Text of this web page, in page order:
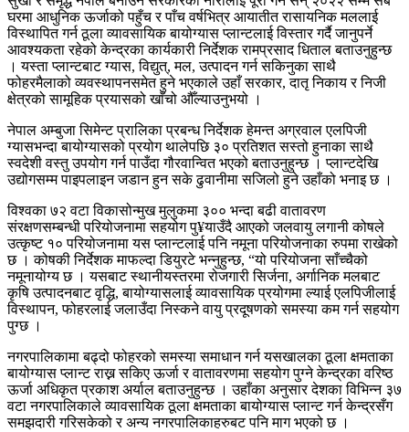
घरमा आधुनिक ऊर्जाको पहुँच र पाँच वर्षभित्र आयातीत रासायनिक मललाई
विस्थापित गर्न ठूला व्यावसायिक बायोग्यास प्लान्टलाई विस्तार गर्दै जानुपर्ने
आवश्यकता रहेको केन्द्रका कार्यकारी निर्देशक रामप्रसाद धिताल बताउनुहुन्छ
। यस्ता प्लान्टबाट ग्यास, विद्युत्, मल, उत्पादन गर्न सकिनुका साथै
फोहरमैलाको व्यवस्थापनसमेत हुने भएकाले उहाँ सरकार, दातृ निकाय र निजी
क्षेत्रको सामूहिक प्रयासको खाँचो औँल्याउनुभयो ।
नेपाल अम्बुजा सिमेन्ट प्रालिका प्रबन्ध निर्देशक हेमन्त अग्रवाल एलपिजी
ग्यासभन्दा बायोग्यासको प्रयोग थालेपछि ३० प्रतिशत सस्तो हुनाका साथै
स्वदेशी वस्तु उपयोग गर्न पाउँदा गौरवान्वित भएको बताउनुहुन्छ । प्लान्टदेखि
उद्योगसम्म पाइपलाइन जडान हुन सके ढुवानीमा सजिलो हुने उहाँको भनाइ छ ।
विश्वका ७२ वटा विकासोन्मुख मुलुकमा ३०० भन्दा बढी वातावरण
संरक्षणसम्बन्धी परियोजनामा सहयोग पु¥याउँदै आएको जलवायु लगानी कोषले
उत्कृष्ट १० परियोजनामा यस प्लान्टलाई पनि नमूना परियोजनाका रुपमा राखेको
छ । कोषकी निर्देशक माफल्दा डियुरटे भन्नुहुन्छ, “यो परियोजना साँच्चैको
नमूनायोग्य छ । यसबाट स्थानीयस्तरमा रोजगारी सिर्जना, अर्गानिक मलबाट
कृषि उत्पादनबाट वृद्धि, बायोग्यासलाई व्यावसायिक प्रयोगमा ल्याई एलपिजीलाई
विस्थापन, फोहरलाई जलाउँदा निस्कने वायु प्रदूषणको समस्या कम गर्न सहयोग
पुग्छ ।
नगरपालिकामा बढ्दो फोहरको समस्या समाधान गर्न यसखालका ठूला क्षमताका
बायोग्यास प्लान्ट राख्न सकिए ऊर्जा र वातावरणमा सहयोग पुग्ने केन्द्रका वरिष्ठ
ऊर्जा अधिकृत प्रकाश अर्याल बताउनुहुन्छ । उहाँका अनुसार देशका विभिन्न ३७
वटा नगरपालिकाले व्यावसायिक ठूला क्षमताका बायोग्यास प्लान्ट गर्न केन्द्रसँग
समझदारी गरिसकेको र अन्य नगरपालिकाहरुबट पनि माग भएको छ ।